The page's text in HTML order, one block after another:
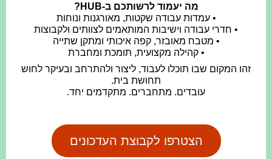
מה יעמוד לרשותכם ב-HUB?
• עמדות עבודה שקטות, מאורגנות ונוחות
• חדרי עבודה וישיבות המותאמים לצוותים ולקבוצות
• מטבח מאובזר, קפה איכותי ומתקן שתייה
• קהילה מקצועית, תומכת ומחברת
זהו המקום שבו תוכלו לעבוד, ליצור ולהתרחב ובעיקר לחוש
תחושת בית.
עובדים. מתחברים. מתקדמים יחד.
הצטרפו לקבוצת העדכונים